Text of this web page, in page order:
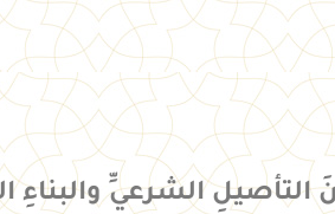
الشرعيِّ والبناءِ